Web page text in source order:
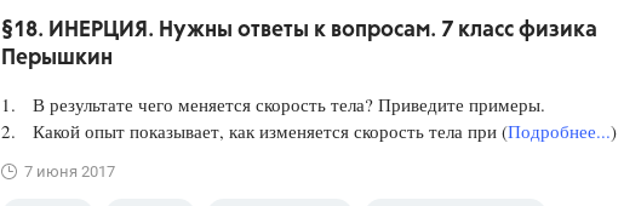
§18. ИНЕРЦИЯ. Нужны ответы к вопросам. 7 класс физика
Перышкин
1. В результате чего меняется скорость тела? Приведите примеры.
2. Какой опыт показывает, как изменяется скорость тела при (Подробнее...)
7 июня 2017